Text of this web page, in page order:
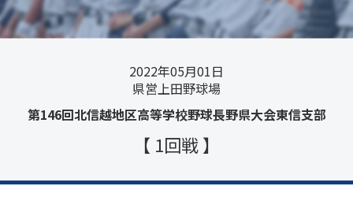
2022年05月01日
県営上田野球場
第146回北信越地区高等学校野球長野県大会東信支部
【 1回戦 】